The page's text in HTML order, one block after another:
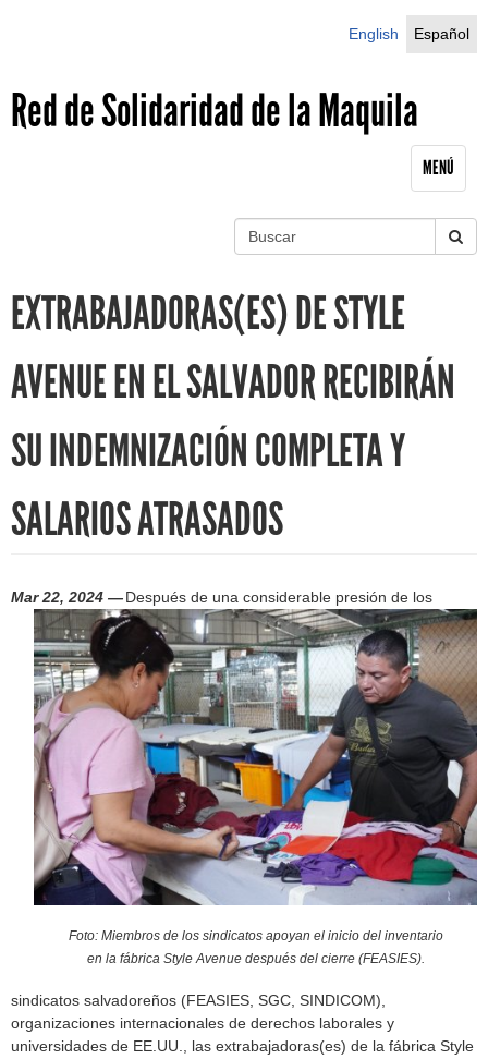
English
Español
Red de Solidaridad de la Maquila
MENÚ
EXTRABAJADORAS(ES) DE STYLE
AVENUE EN EL SALVADOR RECIBIRÁN
SU INDEMNIZACIÓN COMPLETA Y
SALARIOS ATRASADOS
Mar 22, 2024 —
Foto: Miembros de los sindicatos apoyan el inicio del inventario
en la fábrica Style Avenue después del cierre (FEASIES).
Después de una considerable presión de los
sindicatos salvadoreños (FEASIES, SGC, SINDICOM),
organizaciones internacionales de derechos laborales y
universidades de EE.UU., las extrabajadoras(es) de la fábrica Style
S
e
a
r
c
h
f
r
m
u
c
a